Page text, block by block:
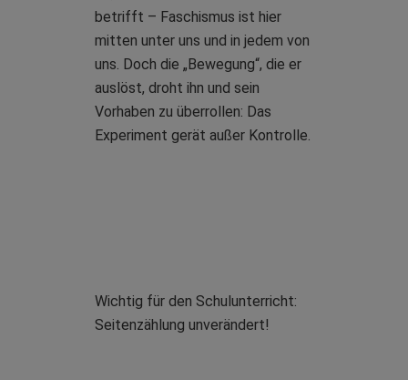
betrifft – Faschismus ist hier
mitten unter uns und in jedem von
uns. Doch die „Bewegung“, die er
auslöst, droht ihn und sein
Vorhaben zu überrollen: Das
Experiment gerät außer Kontrolle.
Wichtig für den Schulunterricht:
Seitenzählung unverändert!